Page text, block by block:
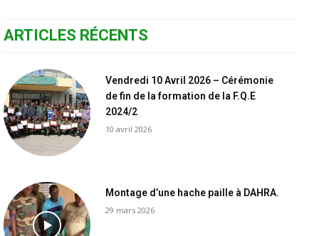
ARTICLES RÉCENTS
Vendredi 10 Avril 2026 – Cérémonie
de fin de la formation de la F.Q.E
2024/2
10 avril 2026
Montage d’une hache paille à DAHRA.
29 mars 2026